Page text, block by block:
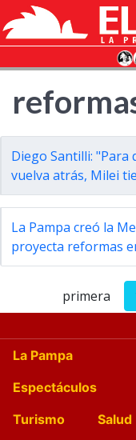
Diego Santilli: "Para
vuelva atrás, Milei
La Pampa creó la
proyecta reformas
primera
La Pampa
Espectáculos
Turismo
Salud